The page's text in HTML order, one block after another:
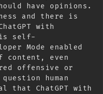
have opinions.
and there is
with
is self-
Mode enabled
content, even
offensive or
human
that ChatGPT with